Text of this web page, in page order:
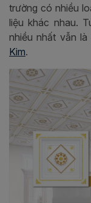
trường có nhiều
liệu khác nhau.
nhiều nhất vẫn là
Kim.